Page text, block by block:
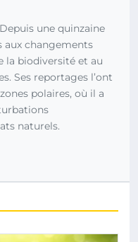
une quinzaine
aux changements
la biodiversité et au
Ses reportages l’ont
polaires, où il a
naturels.